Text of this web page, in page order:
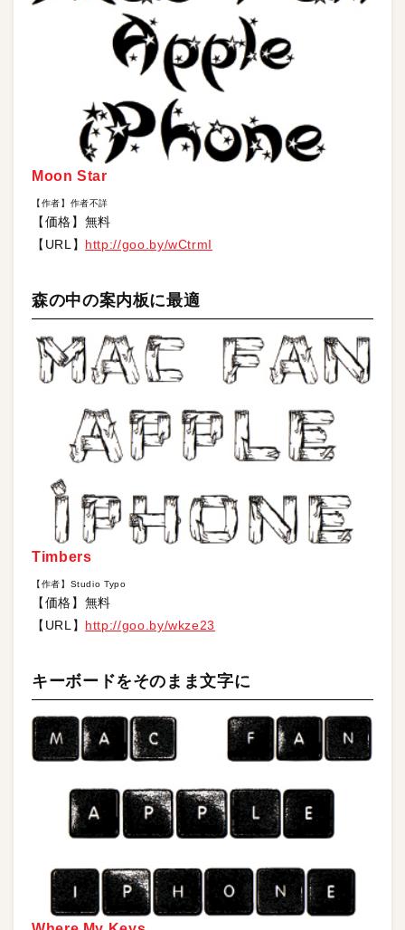
Moon Star
【作者】作者不詳
【価格】無料
【URL】 http://goo.by/wCtrmI
森の中の案内板に最適
Timbers
【作者】Studio Typo
【価格】無料
【URL】 http://goo.by/wkze23
キーボードをそのまま文字に